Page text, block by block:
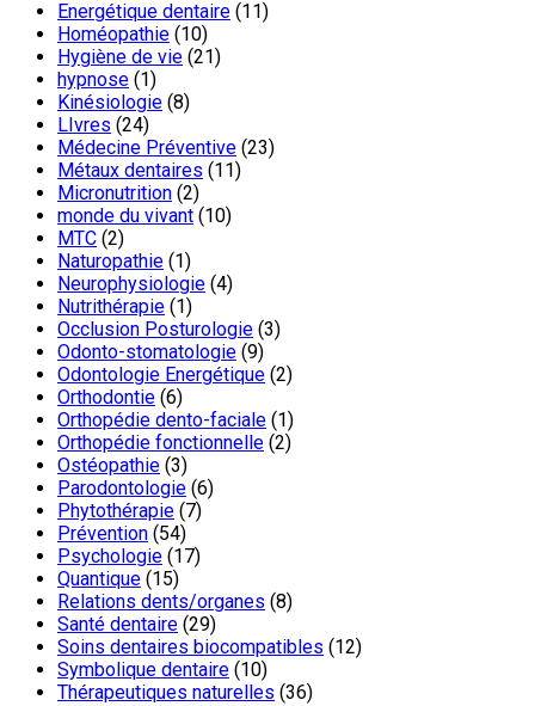
Energétique dentaire (11)
Homéopathie (10)
Hygiène de vie (21)
hypnose (1)
Kinésiologie (8)
LIvres (24)
Médecine Préventive (23)
Métaux dentaires (11)
Micronutrition (2)
monde du vivant (10)
MTC (2)
Naturopathie (1)
Neurophysiologie (4)
Nutrithérapie (1)
Occlusion Posturologie (3)
Odonto-stomatologie (9)
Odontologie Energétique (2)
Orthodontie (6)
Orthopédie dento-faciale (1)
Orthopédie fonctionnelle (2)
Ostéopathie (3)
Parodontologie (6)
Phytothérapie (7)
Prévention (54)
Psychologie (17)
Quantique (15)
Relations dents/organes (8)
Santé dentaire (29)
Soins dentaires biocompatibles (12)
Symbolique dentaire (10)
Thérapeutiques naturelles (36)